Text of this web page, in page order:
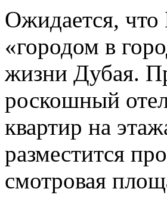
Ожидается,
«городом в
жизни Дубая.
роскошный
квартир на
разместится
смотровая